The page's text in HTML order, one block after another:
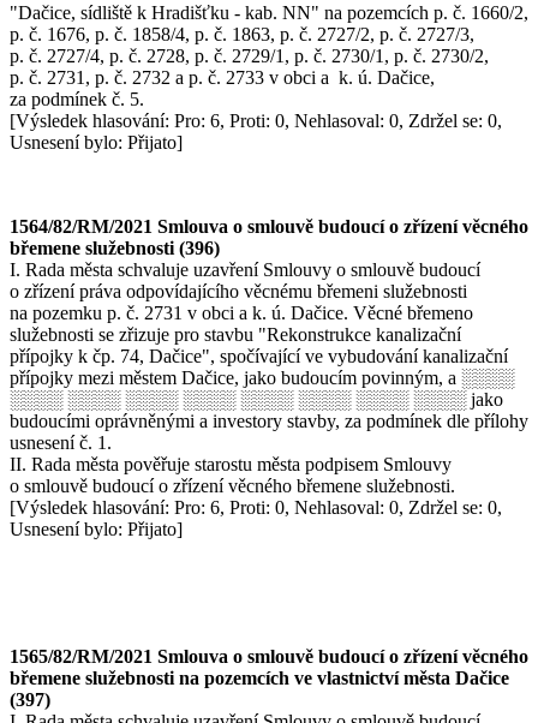
"Dačice, sídliště k Hradišťku - kab. NN" na pozemcích p. č. 1660/2,
p. č. 1676, p. č. 1858/4, p. č. 1863, p. č. 2727/2, p. č. 2727/3,
p. č. 2727/4, p. č. 2728, p. č. 2729/1, p. č. 2730/1, p. č. 2730/2,
p. č. 2731, p. č. 2732 a p. č. 2733 v obci a k. ú. Dačice,
za podmínek č. 5.
[Výsledek hlasování: Pro: 6, Proti: 0, Nehlasoval: 0, Zdržel se: 0,
Usnesení bylo: Přijato]
1564/82/RM/2021 Smlouva o smlouvě budoucí o zřízení věcného
břemene služebnosti (396)
I. Rada města schvaluje uzavření Smlouvy o smlouvě budoucí
o zřízení práva odpovídajícího věcnému břemeni služebnosti
na pozemku p. č. 2731 v obci a k. ú. Dačice. Věcné břemeno
služebnosti se zřizuje pro stavbu "Rekonstrukce kanalizační
přípojky k čp. 74, Dačice", spočívající ve vybudování kanalizační
přípojky mezi městem Dačice, jako budoucím povinným, a ░░░░
░░░░ ░░░░ ░░░░ ░░░░ ░░░░ ░░░░ ░░░░ ░░░░ jako
budoucími oprávněnými a investory stavby, za podmínek dle přílohy
usnesení č. 1.
II. Rada města pověřuje starostu města podpisem Smlouvy
o smlouvě budoucí o zřízení věcného břemene služebnosti.
[Výsledek hlasování: Pro: 6, Proti: 0, Nehlasoval: 0, Zdržel se: 0,
Usnesení bylo: Přijato]
1565/82/RM/2021 Smlouva o smlouvě budoucí o zřízení věcného
břemene služebnosti na pozemcích ve vlastnictví města Dačice
(397)